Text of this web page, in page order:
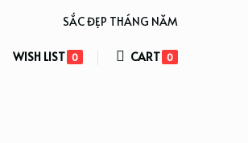
SẮC ĐẸP THÁNG NĂM
WISH LIST 0 CART 0